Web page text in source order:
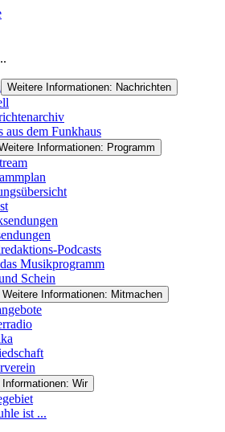
Weitere Informationen: Nachrichten
aus dem Funkhaus
Informationen: Programm
Podcasts
Musikprogramm
Schein
Weitere Informationen: Mitmachen
Informationen: Wir
ist ...